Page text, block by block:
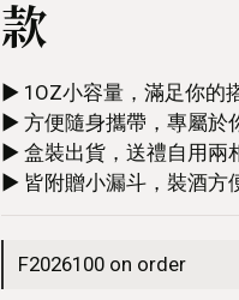
款
▶︎ 1OZ小容量，滿足你的
▶︎ 方便隨身攜帶，專屬於
▶︎ 盒裝出貨，送禮自用兩
▶︎ 皆附贈小漏斗，裝酒方
F2026100 on order